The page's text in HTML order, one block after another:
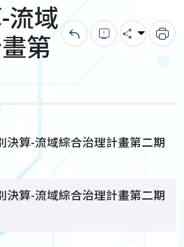
流域
第
回上一頁錯誤回報
分享 列
決算-流域綜合治理計畫第二期
決算-流域綜合治理計畫第二期